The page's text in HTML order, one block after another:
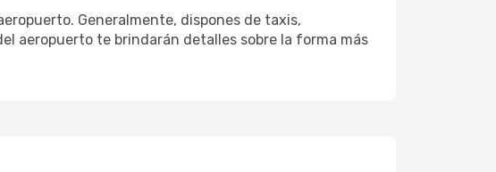
Generalmente, dispones de taxis,
aeropuerto te brindarán detalles sobre la forma más